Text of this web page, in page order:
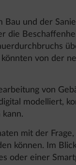
Bau und der
die
von der
von
modelliert,
kann.
mit der
können. Im
oder einer